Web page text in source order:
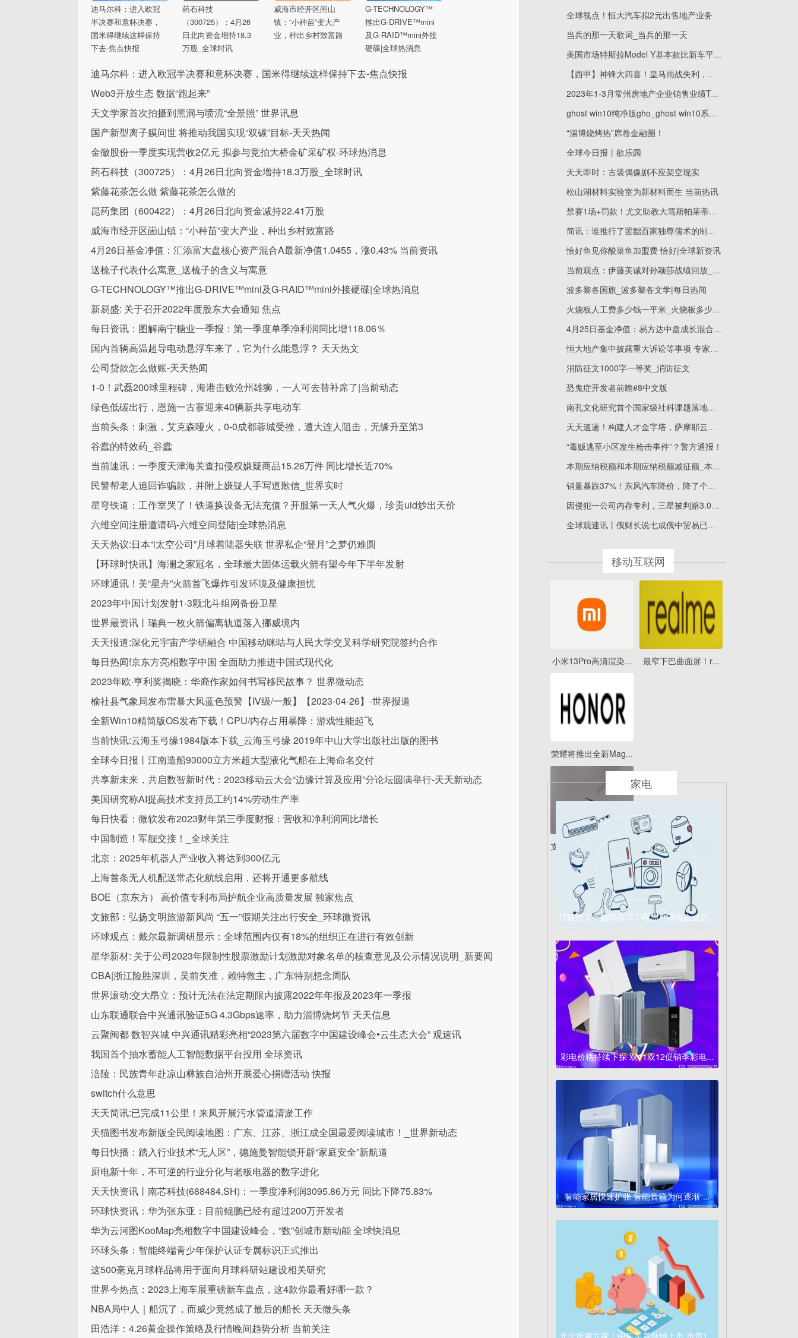
迪马尔科：进入欧冠
半决赛和意杯决赛，
国米得继续这样保持
下去-焦点快报
药石科技
（300725）：4月26
日北向资金增持18.3
万股_全球时讯
威海市经开区崮山
镇：“小种苗”变大产
业，种出乡村致富路
G-TECHNOLOGY™
推出G-DRIVE™mini
及G-RAID™mini外接
硬碟|全球热消息
迪马尔科：进入欧冠半决赛和意杯决赛，国米得继续这样保持下去-焦点快报
Web3开放生态 数据“跑起来”
天文学家首次拍摄到黑洞与喷流“全景照” 世界讯息
国产新型离子膜问世 将推动我国实现“双碳”目标-天天热闻
金徽股份一季度实现营收2亿元 拟参与竞拍大桥金矿采矿权-环球热消息
药石科技（300725）：4月26日北向资金增持18.3万股_全球时讯
紫藤花茶怎么做 紫藤花茶怎么做的
昆药集团（600422）：4月26日北向资金减持22.41万股
威海市经开区崮山镇：“小种苗”变大产业，种出乡村致富路
4月26日基金净值：汇添富大盘核心资产混合A最新净值1.0455，涨0.43% 当前资讯
送梳子代表什么寓意_送梳子的含义与寓意
G-TECHNOLOGY™推出G-DRIVE™mini及G-RAID™mini外接硬碟|全球热消息
新易盛: 关于召开2022年度股东大会通知 焦点
每日资讯：图解南宁糖业一季报：第一季度单季净利润同比增118.06％
国内首辆高温超导电动悬浮车来了，它为什么能悬浮？ 天天热文
公司贷款怎么做账-天天热闻
1-0！武磊200球里程碑，海港击败沧州雄狮，一人可去替补席了|当前动态
绿色低碳出行，恩施一古寨迎来40辆新共享电动车
当前头条：刺激，艾克森哑火，0-0成都蓉城受挫，遭大连人阻击，无缘升至第3
谷蠹的特效药_谷蠹
当前速讯：一季度天津海关查扣侵权嫌疑商品15.26万件 同比增长近70%
民警帮老人追回诈骗款，并附上嫌疑人手写道歉信_世界实时
星穹铁道：工作室哭了！铁道换设备无法充值？开服第一天人气火爆，珍贵uid炒出天价
六维空间注册邀请码-六维空间登陆|全球热消息
天天热议:日本“i太空公司”月球着陆器失联 世界私企“登月”之梦仍难圆
【环球时快讯】海澜之家冠名，全球最大固体运载火箭有望今年下半年发射
环球通讯！美“星舟”火箭首飞爆炸引发环境及健康担忧
2023年中国计划发射1-3颗北斗组网备份卫星
世界最资讯丨瑞典一枚火箭偏离轨道落入挪威境内
天天报道:深化元宇宙产学研融合 中国移动咪咕与人民大学交叉科学研究院签约合作
每日热闻!京东方亮相数字中国 全面助力推进中国式现代化
2023年欧·亨利奖揭晓：华裔作家如何书写移民故事？ 世界微动态
榆社县气象局发布雷暴大风蓝色预警【Ⅳ级/一般】【2023-04-26】-世界报道
全新Win10精简版OS发布下载！CPU/内存占用暴降：游戏性能起飞
当前快讯:云海玉弓缘1984版本下载_云海玉弓缘 2019年中山大学出版社出版的图书
全球今日报丨江南造船93000立方米超大型液化气船在上海命名交付
共享新未来，共启数智新时代：2023移动云大会“边缘计算及应用”分论坛圆满举行-天天新动态
美国研究称AI提高技术支持员工约14%劳动生产率
每日快看：微软发布2023财年第三季度财报：营收和净利润同比增长
​中国制造！军舰交接！_全球关注
北京：2025年机器人产业收入将达到300亿元
上海首条无人机配送常态化航线启用，还将开通更多航线
BOE（京东方） 高价值专利布局护航企业高质量发展 独家焦点
文旅部：弘扬文明旅游新风尚 “五一”假期关注出行安全_环球微资讯
环球观点：戴尔最新调研显示：全球范围内仅有18%的组织正在进行有效创新
星华新材: 关于公司2023年限制性股票激励计划激励对象名单的核查意见及公示情况说明_新要闻
CBA|浙江险胜深圳，吴前失准，赖特救主，广东特别想念周队
世界滚动:交大昂立：预计无法在法定期限内披露2022年年报及2023年一季报
山东联通联合中兴通讯验证5G 4.3Gbps速率，助力淄博烧烤节 天天信息
云聚闽都 数智兴城 中兴通讯精彩亮相“2023第六届数字中国建设峰会•云生态大会” 观速讯
我国首个抽水蓄能人工智能数据平台投用 全球资讯
涪陵：民族青年赴凉山彝族自治州开展爱心捐赠活动 快报
switch什么意思
天天简讯:已完成11公里！来凤开展污水管道清淤工作
天猫图书发布新版全民阅读地图：广东、江苏、浙江成全国最爱阅读城市！_世界新动态
每日快播：踏入行业技术“无人区”，德施曼智能锁开辟“家庭安全”新航道
厨电新十年，不可逆的行业分化与老板电器的数字进化
天天快资讯丨南芯科技(688484.SH)：一季度净利润3095.86万元 同比下降75.83%
环球快资讯：华为张东亚：目前鲲鹏已经有超过200万开发者
华为云河图KooMap亮相数字中国建设峰会，“数”创城市新动能 全球快消息
环球头条：智能终端青少年保护认证专属标识正式推出
这500毫克月球样品将用于面向月球科研站建设相关研究
世界今热点：2023上海车展重磅新车盘点，这4款你最看好哪一款？
NBA局中人｜船沉了，而威少竟然成了最后的船长 天天微头条
田浩洋：4.26黄金操作策略及行情晚间趋势分析 当前关注
全球视点！恒大汽车拟2元出售地产业务
当兵的那一天歌词_当兵的那一天
美国市场特斯拉Model Y基本款比新车平均售价还便宜
【西甲】神锋大四喜！皇马雨战失利，客场2比4赫罗纳
2023年1-3月常州房地产企业销售业绩TOP10|精选
ghost win10纯净版gho_ghost win10系统镜像文件老毛桃_天天热推荐
“淄博烧烤热”席卷金融圈！
全球今日报丨欲乐园
天天即时：古装偶像剧不应架空现实
松山湖材料实验室为新材料而生 当前热讯
禁赛1场+罚款！尤文助教大骂斯帕莱蒂：秃子，我会吃掉你的心脏_全球动态
简讯：谁推行了罢黜百家独尊儒术的制度_谁推行了罢黜百家独尊儒术
恰好鱼见你酸菜鱼加盟费 恰好|全球新资讯
当前观点：伊藤美诚对孙颖莎战绩回放_伊藤美诚对孙颖莎战绩
波多黎各国旗_波多黎各文学|每日热闻
火烧板人工费多少钱一平米_火烧板多少钱一平米
4月25日基金净值：易方达中盘成长混合最新净值1.8726，跌1.12% 天天速看
恒大地产集中披露重大诉讼等事项 专家对保交楼持乐观态度|全球新资讯
消防征文1000字一等奖_消防征文
恐鬼症开发者前瞻#8中文版
南孔文化研究首个国家级社科课题落地衢州-热点聚焦
天天速递！构建人才金字塔，萨摩耶云科技集团加速推进产学研机制
“毒贩逃至小区发生枪击事件”？警方通报！
本期应纳税额和本期应纳税额减征额_本期应纳税额减征额是什么意思-热闻
销量暴跌37%！东风汽车降价，降了个寂寞？-天天热消息
因侵犯一公司内存专利，三星被判赔3.03亿美元
全球观速讯丨俄财长说七成俄中贸易已转为本币结算
移动互联网
小米13Pro高清渲染... 最窄下巴曲面屏！r...
荣耀将推出全新Mag...
支持67W快充！Redm...
家电
打破代工、贴牌模式！欧洲小家电企业开...
彩电价格持续下探 双11双12促销季彩电...
智能家居快速扩张 智能音箱为何逐渐“...
北交所第六家！中科美菱敲钟上市 市值1...